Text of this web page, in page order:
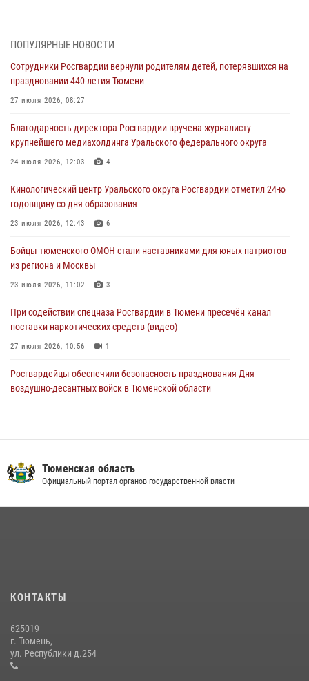
масштабных спортивных событий на Урале
05 августа 2026, 05:22
виновника ДТП
05 августа 2026, 05:15
труженицу тыла из Тюмени
04 августа 2026, 11:07
условиях в Тюменской области (видео)
04 августа 2026, 06:28
ПОПУЛЯРНЫЕ НОВОСТИ
Сотрудники Росгвардии вернули родителям детей, потерявшихся на
праздновании 440-летия Тюмени
27 июля 2026, 08:27
Благодарность директора Росгвардии вручена журналисту
крупнейшего медиахолдинга Уральского федерального округа
24 июля 2026, 12:03 4
Кинологический центр Уральского округа Росгвардии отметил 24-ю
годовщину со дня образования
23 июля 2026, 12:43 6
Бойцы тюменского ОМОН стали наставниками для юных патриотов
из региона и Москвы
23 июля 2026, 11:02 3
При содействии спецназа Росгвардии в Тюмени пресечён канал
поставки наркотических средств (видео)
27 июля 2026, 10:56 1
Росгвардейцы обеспечили безопасность празднования Дня
воздушно-десантных войск в Тюменской области
10 июля 2026, 11:46 7
Сотрудники тюменского СОБР "Сова" отработали навыки
десантирования на Урале
16 июля 2026, 10:42
Тюменская область
Официальный портал органов государственной власти
КОНТАКТЫ
625019
г. Тюмень,
ул. Республики д.254